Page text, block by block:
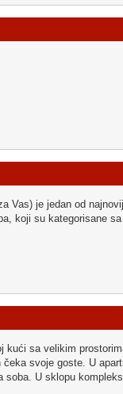
Vas) je jedan od
koji su kategorisane
kući sa velikim
čeka svoje goste. U
soba. U sklopu